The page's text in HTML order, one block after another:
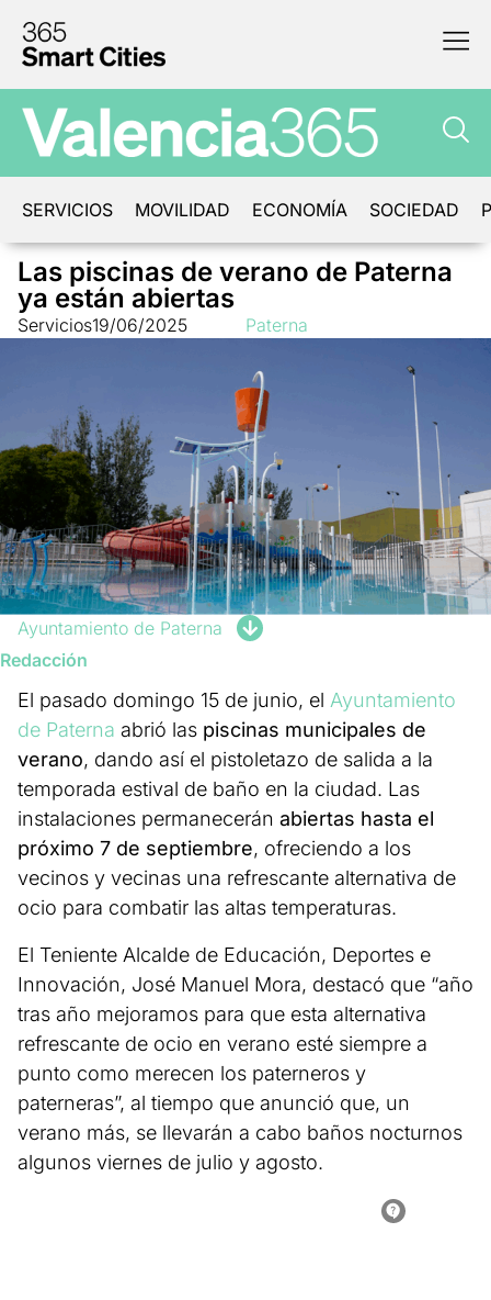
SERVICIOS MOVILIDAD ECONOMÍA SOCIEDAD
Las piscinas de verano de Paterna
ya están abiertas
Servicios19/06/2025 Paterna
Ayuntamiento de Paterna
Redacción
El pasado domingo 15 de junio, el Ayuntamiento
de Paterna abrió las piscinas municipales de
verano, dando así el pistoletazo de salida a la
temporada estival de baño en la ciudad. Las
instalaciones permanecerán abiertas hasta el
próximo 7 de septiembre, ofreciendo a los
vecinos y vecinas una refrescante alternativa de
ocio para combatir las altas temperaturas.
El Teniente Alcalde de Educación, Deportes e
Innovación, José Manuel Mora, destacó que “año
tras año mejoramos para que esta alternativa
refrescante de ocio en verano esté siempre a
punto como merecen los paterneros y
paterneras”, al tiempo que anunció que, un
verano más, se llevarán a cabo baños nocturnos
algunos viernes de julio y agosto.